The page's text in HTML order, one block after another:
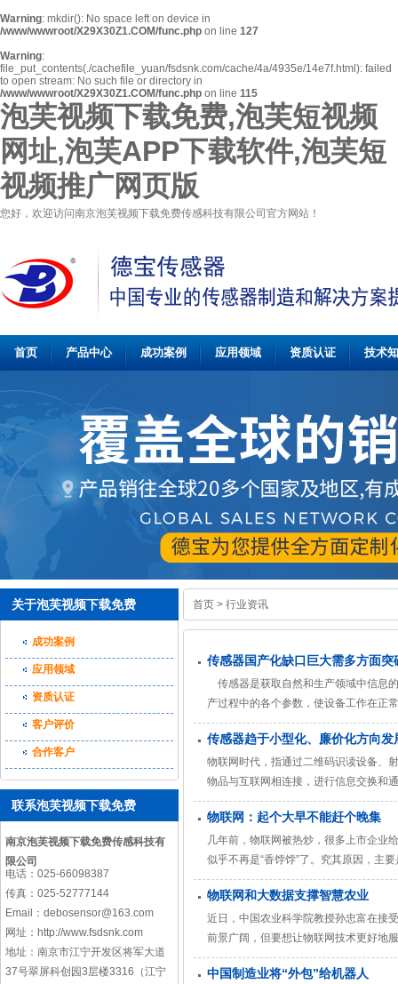
Warning: mkdir(): No space left on device in
/www/wwwroot/X29X30Z1.COM/func.php on line 127
Warning:
file_put_contents(./cachefile_yuan/fsdsnk.com/cache/4a/4935e/14e7f.html): failed
to open stream: No such file or directory in
/www/wwwroot/X29X30Z1.COM/func.php on line 115
泡芙视频下载免费,泡芙短视频
网址,泡芙APP下载软件,泡芙短
视频推广网页版
您好，欢迎访问南京泡芙视频下载免费传感科技有限公司官方网站！
首页 产品中心 成功案例 应用领域 资质认证 技术
关于泡芙视频下载免费
成功案例
应用领域
资质认证
客户评价
合作客户
联系泡芙视频下载免费
南京泡芙视频下载免费传感科技有
限公司
电话： 025-66098387
传真： 025-52777144
Email： debosensor@163.com
网址： http://www.fsdsnk.com
地址： 南京市江宁开发区将军大道
37号翠屏科创园3层楼3316（江宁
首页 > 行业资讯
传感器国产化缺口巨大需多方面突
传感器是获取自然和生产领域中信息
产过程中的各个参数，使设备工作在正
求越来越高，要测量的数据也越来越
渐广泛，目前在汽车业、自动化工厂、
传感器趋于小型化、廉价化方向发
物联网时代，指通过二维码识读设备、
物品与互联网相连接，进行信息交换和
开传感设备的发展。 目前，几乎没有
而，如果这一传感器变得只有纽扣大小
物联网：起个大早不能赶个晚集
几年前，物联网被热炒，很多上市企业
似乎不再是“香饽饽”了。究其原因，主
所冷却。 在中国，这似乎是一种常态
果没有如期赚到“快钱”，投资人就会迅速
物联网和大数据支撑智慧农业
近日，中国农业科学院教授孙忠富在接
前景广阔，但要想让物联网技术更好地
技术的突破。因此，未来泡芙视频下载
展。” 据介绍，孙忠富带领的团队
中国制造业将“外包”给机器人